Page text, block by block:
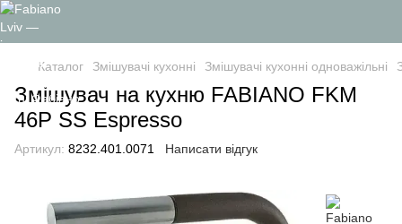
Каталог Змішувачі кухонні Змішувачі кухонні одноважільні
Змішувач на кухню FABIANO FKM
46P SS Espresso
Артикул: 8232.401.0071 Написати відгук